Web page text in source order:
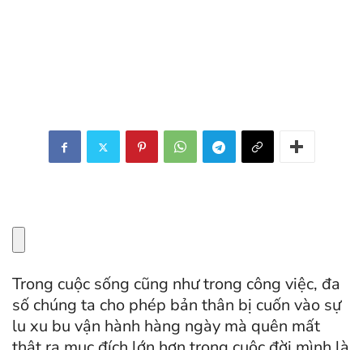
Trong cuộc sống cũng như trong công việc, đa
số chúng ta cho phép bản thân bị cuốn vào sự
lu xu bu vận hành hàng ngày mà quên mất